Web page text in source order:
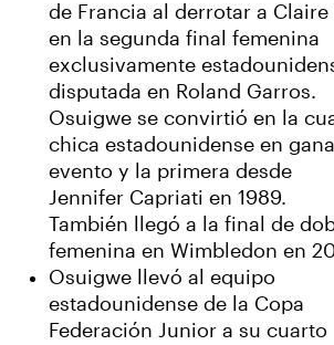
de Francia al derrotar a Claire
en la segunda final femenina
exclusivamente
disputada en Roland Garros.
Osuigwe se convirtió en la
chica estadounidense en
evento y la primera desde
Jennifer Capriati en 1989.
También llegó a la final de
femenina en Wimbledon en
Osuigwe llevó al equipo
estadounidense de la Copa
Federación Junior a su cuarto